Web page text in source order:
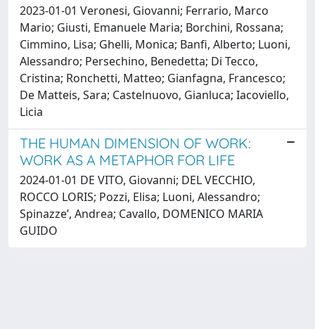
2023-01-01 Veronesi, Giovanni; Ferrario, Marco
Mario; Giusti, Emanuele Maria; Borchini, Rossana;
Cimmino, Lisa; Ghelli, Monica; Banfi, Alberto; Luoni,
Alessandro; Persechino, Benedetta; Di Tecco,
Cristina; Ronchetti, Matteo; Gianfagna, Francesco;
De Matteis, Sara; Castelnuovo, Gianluca; Iacoviello,
Licia
THE HUMAN DIMENSION OF WORK:
WORK AS A METAPHOR FOR LIFE
2024-01-01 DE VITO, Giovanni; DEL VECCHIO,
ROCCO LORIS; Pozzi, Elisa; Luoni, Alessandro;
Spinazze’, Andrea; Cavallo, DOMENICO MARIA
GUIDO